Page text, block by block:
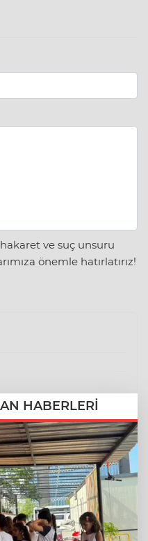
ve suç unsuru
önemle hatırlatırız!
HABERLERİ